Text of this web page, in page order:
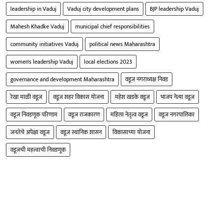
leadership in Vaduj
Vaduj city development plans
BJP leadership Vaduj
Mahesh Khadke Vaduj
municipal chief responsibilities
community initiatives Vaduj
political news Maharashtra
women's leadership Vaduj
local elections 2023
governance and development Maharashtra
वडूज नगराध्यक्ष निवड
रेखा माळी वडूज
वडूज शहर विकास योजना महेश खडके वडूज
भाजप नेत्या वडूज
वडूज निवडणूक परिणाम
वडूज राजकारण महिला नेतृत्व वडूज
वडूज नगरपालिका
जनतेचे अपेक्षा वडूज
वडूज स्थानिक शासन
विकासाच्या योजना
वडूजची महत्त्वाची निवडणूक